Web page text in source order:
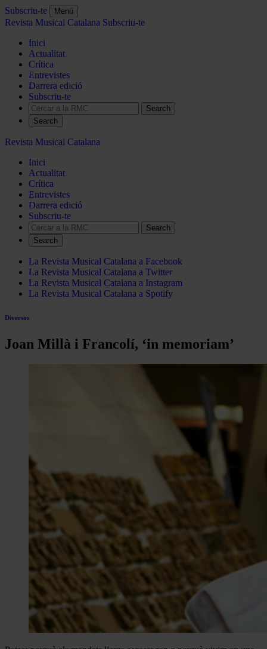
Subscriu-te Menú
Revista Musical Catalana Subscriu-te
Inici
Actualitat
Crítica
Entrevistes
Darrera edició
Subscriu-te
Search
Revista Musical Catalana
Inici
Actualitat
Crítica
Entrevistes
Darrera edició
Subscriu-te
Search
La Revista Musical Catalana a Facebook
La Revista Musical Catalana a Twitter
La Revista Musical Catalana a Instagram
La Revista Musical Catalana a Spotify
Diversos
Joan Millà i Francolí, ‘in memoriam’